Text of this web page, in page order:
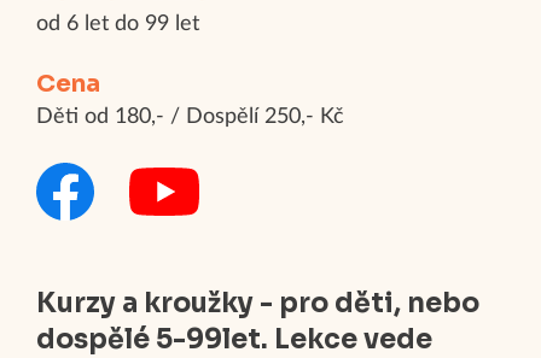
od 6 let do 99 let
Cena
Děti od 180,- / Dospělí 250,- Kč
Kurzy a kroužky - pro děti, nebo
dospělé 5-99let. Lekce vede